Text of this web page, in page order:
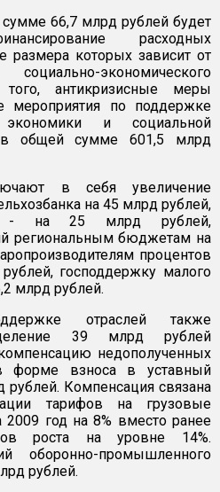
66,7 млрд рублей будет
расходных
размера которых зависит от
экономического
антикризисные меры
по поддержке
и социальной
в общей сумме 601,5 млрд
в себя увеличение
на 45 млрд рублей,
- на 25 млрд рублей,
региональным бюджетам на
процентов
господдержку малого
млрд рублей.
отраслей также
39 млрд рублей
недополученных
взноса в уставный
Компенсация связана
тарифов на грузовые
год на 8% вместо ранее
роста на уровне 14%.
оборонно-промышленного
рублей.